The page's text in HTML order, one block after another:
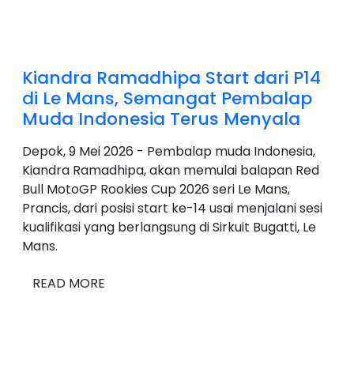
Kiandra Ramadhipa Start dari P14
di Le Mans, Semangat Pembalap
Muda Indonesia Terus Menyala
Depok, 9 Mei 2026 - Pembalap muda Indonesia,
Kiandra Ramadhipa, akan memulai balapan Red
Bull MotoGP Rookies Cup 2026 seri Le Mans,
Prancis, dari posisi start ke-14 usai menjalani sesi
kualifikasi yang berlangsung di Sirkuit Bugatti, Le
Mans.
READ MORE